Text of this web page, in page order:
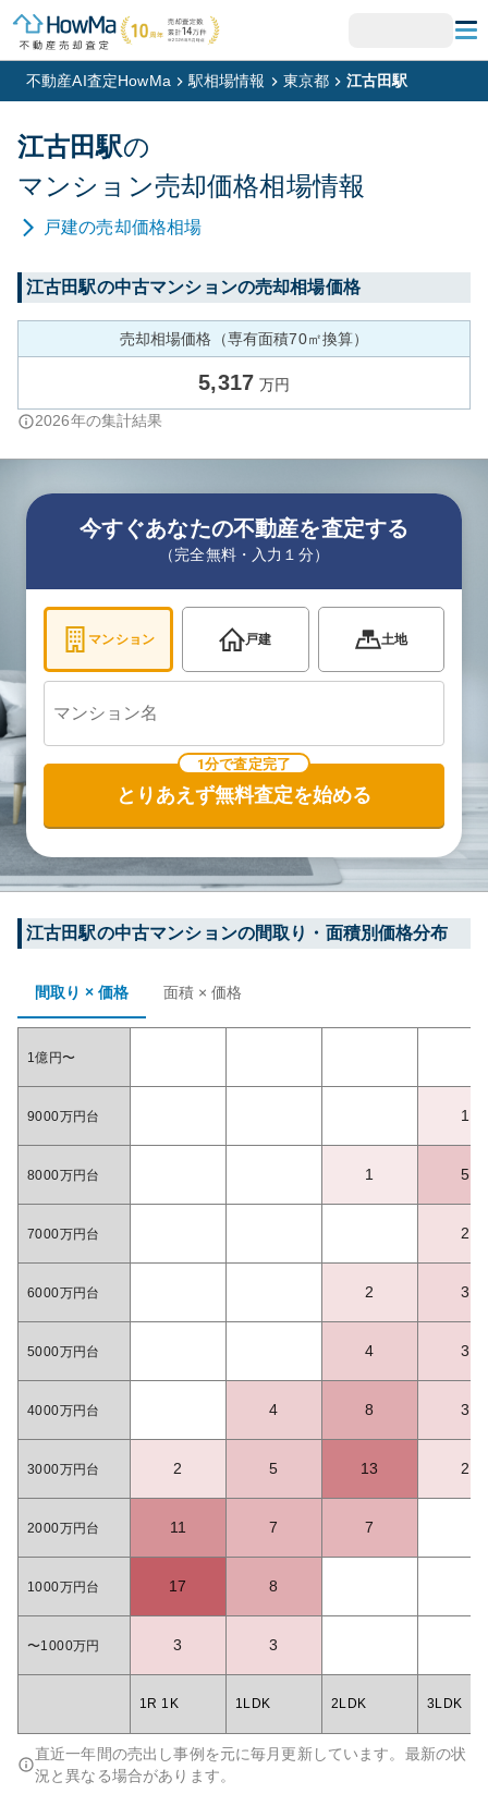
不動産AI査定HowMa 駅相場情報 東京都 江古田駅
江古田駅の
マンション売却価格相場情報
戸建の売却価格相場
江古田駅の中古マンションの売却相場価格
売却相場価格（専有面積70㎡換算）
5,317 万円
2026年の集計結果
今すぐあなたの不動産を査定する
（完全無料・入力１分）
マンション 戸建 土地
1分で査定完了
とりあえず無料査定を始める
江古田駅の中古マンションの間取り・面積別価格分布
間取り × 価格 面積 × 価格
1億円〜
9000万円台 1
8000万円台 1 5
7000万円台 2
6000万円台 2 3
5000万円台 4 3
4000万円台 4 8 3
3000万円台 2 5 13 2
2000万円台 11 7 7
1000万円台 17 8
〜1000万円 3 3
1R 1K 1LDK 2LDK 3LDK
直近一年間の売出し事例を元に毎月更新しています。最新の状
況と異なる場合があります。